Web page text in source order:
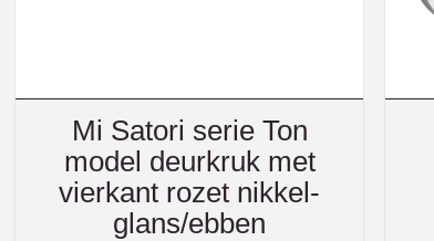
Mi Satori serie Ton
model deurkruk met
vierkant rozet nikkel-
glans/ebben